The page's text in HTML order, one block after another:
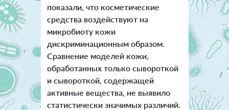
показали, что косметические
средства воздействуют на
микробиоту кожи
дискриминационным образом.
Сравнение моделей кожи,
обработанных только сывороткой
и сывороткой, содержащей
активные вещества, не выявило
статистически значимых различий.